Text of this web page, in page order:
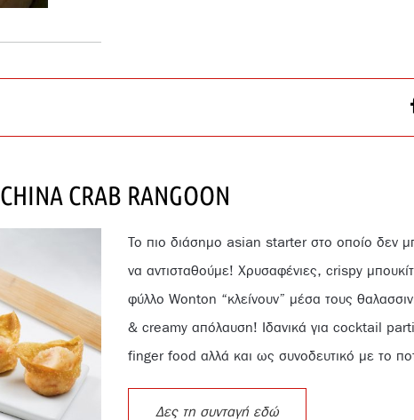
CHINA CRAB RANGOON
Το πιο διάσημο asian starter στο οποίο δεν
να αντισταθούμε! Χρυσαφένιες, crispy
φύλλο Wonton “κλείνουν” μέσα τους
& creamy απόλαυση! Ιδανικά για cocktail
finger food αλλά και ως συνοδευτικό με το
Δες τη συνταγή εδώ